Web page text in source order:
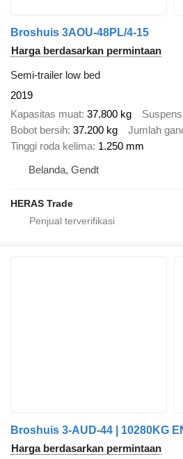
Broshuis 3AOU-48PL/4-15
Harga berdasarkan permintaan
Semi-trailer low bed
2019
Kapasitas muat 37.800 kg
Bobot bersih 37.200 kg Jumlah
Tinggi roda kelima 1.250 mm
Belanda, Gendt
HERAS Trade
Harga berdasarkan permintaan